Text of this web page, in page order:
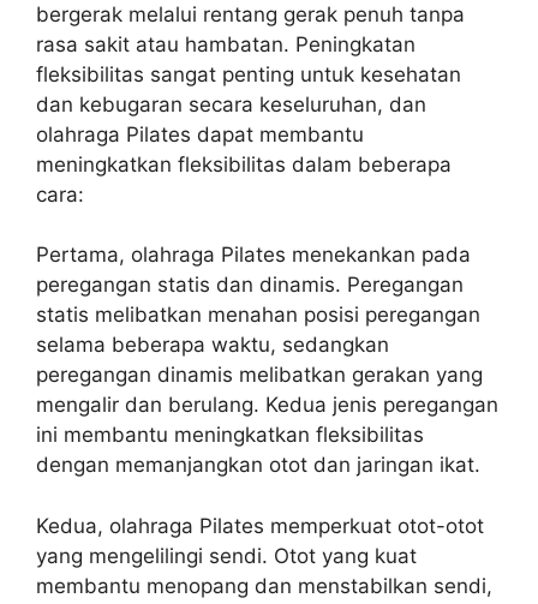
bergerak melalui rentang gerak penuh tanpa
rasa sakit atau hambatan. Peningkatan
fleksibilitas sangat penting untuk kesehatan
dan kebugaran secara keseluruhan, dan
olahraga Pilates dapat membantu
meningkatkan fleksibilitas dalam beberapa
cara:
Pertama, olahraga Pilates menekankan pada
peregangan statis dan dinamis. Peregangan
statis melibatkan menahan posisi peregangan
selama beberapa waktu, sedangkan
peregangan dinamis melibatkan gerakan yang
mengalir dan berulang. Kedua jenis peregangan
ini membantu meningkatkan fleksibilitas
dengan memanjangkan otot dan jaringan ikat.
Kedua, olahraga Pilates memperkuat otot-otot
yang mengelilingi sendi. Otot yang kuat
membantu menopang dan menstabilkan sendi,